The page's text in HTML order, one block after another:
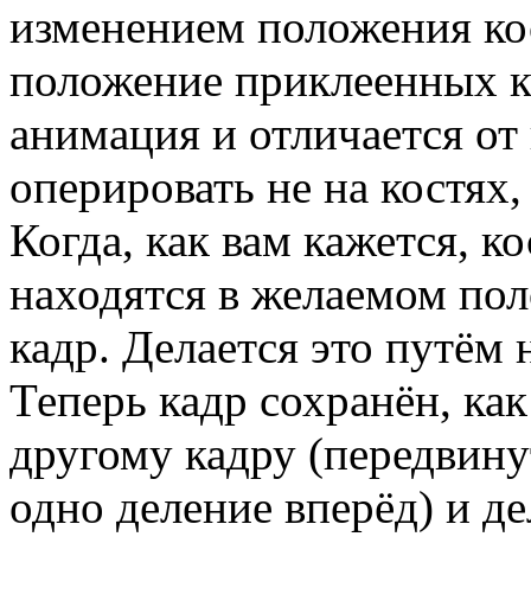
изменением положения
положение приклеенных
анимация и отличается
оперировать не на
Когда, как вам кажется,
находятся в желаемом
кадр. Делается это
Теперь кадр сохранён,
другому кадру
одно деление вперёд) и